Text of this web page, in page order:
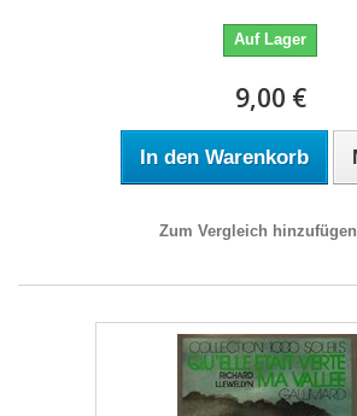
Auf Lager
9,00 €
In den Warenkorb
Zum Vergleich hinzufügen